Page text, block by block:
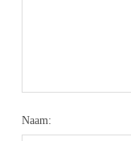
Naam: